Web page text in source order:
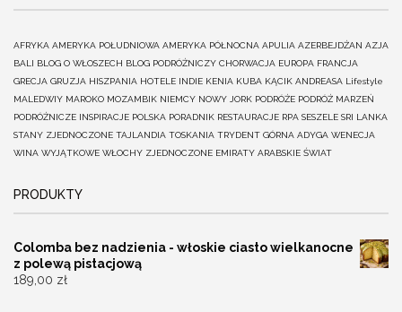
AFRYKA AMERYKA POŁUDNIOWA AMERYKA PÓŁNOCNA APULIA AZERBEJDŻAN AZJA
BALI BLOG O WŁOSZECH BLOG PODRÓŻNICZY CHORWACJA EUROPA FRANCJA
GRECJA GRUZJA HISZPANIA HOTELE INDIE KENIA KUBA KĄCIK ANDREASA Lifestyle
MALEDWIY MAROKO MOZAMBIK NIEMCY NOWY JORK PODRÓŻE PODRÓŻ MARZEŃ
PODRÓŻNICZE INSPIRACJE POLSKA PORADNIK RESTAURACJE RPA SESZELE SRI LANKA
STANY ZJEDNOCZONE TAJLANDIA TOSKANIA TRYDENT GÓRNA ADYGA WENECJA
WINA WYJĄTKOWE WŁOCHY ZJEDNOCZONE EMIRATY ARABSKIE ŚWIAT
PRODUKTY
Colomba bez nadzienia - włoskie ciasto wielkanocne
z polewą pistacjową
189,00 zł